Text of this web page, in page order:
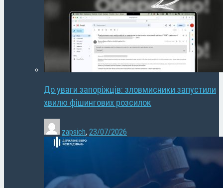
До уваги запоріжців: зловмисники запустили
хвилю фішингових розсилок
zapsich, 23/07/2026